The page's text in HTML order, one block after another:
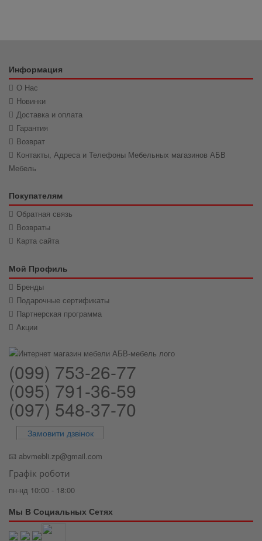
Информация
О Нас
Новинки
Доставка и оплата
Гарантия
Возврат
Контакты, Адреса и Телефоны Мебельных магазинов АБВ
Мебель
Покупателям
Обратная связь
Возвраты
Карта сайта
Мой Профиль
Бренды
Подарочные сертификаты
Партнерская программа
Акции
(099) 753-26-77
(095) 791-36-59
(097) 548-37-70
Замовити дзвінок
📧 abvmebli.zp@gmail.com
Графік роботи
пн-нд 10:00 - 18:00
Мы В Социальных Сетях